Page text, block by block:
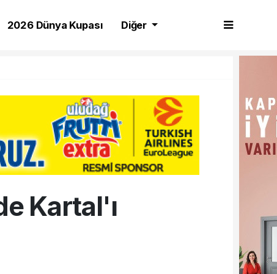
2026 Dünya Kupası
Diğer
Kartal'ı